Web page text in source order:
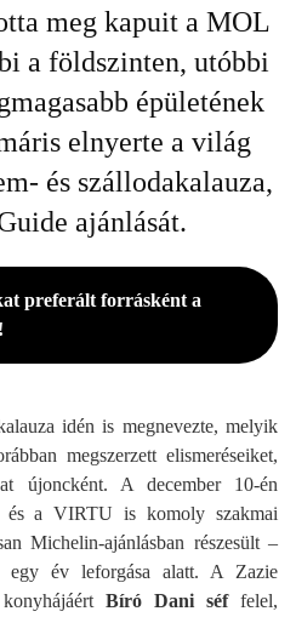
meg kapuit a MOL
a földszinten, utóbbi
épületének
elnyerte a világ
és szállodakalauza,
ajánlását.
preferált forrásként a
idén is megnevezte, melyik
megszerzett elismeréseiket,
újoncként. A december 10-én
és a VIRTU is komoly szakmai
Michelin-ajánlásban részesült –
egy év leforgása alatt. A Zazie
Bíró Dani séffelel,